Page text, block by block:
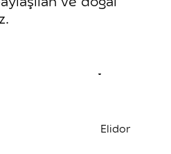
ve doğal
Elidor